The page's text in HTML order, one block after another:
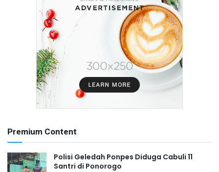
Premium Content
Polisi Geledah Ponpes Diduga Cabuli 11
Santri di Ponorogo